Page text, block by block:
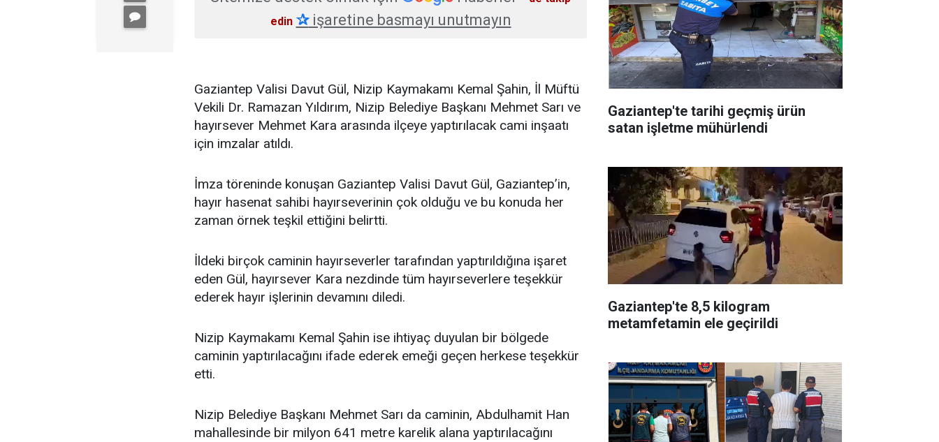
edin ✰işaretine basmayı unutmayın
Gaziantep Valisi Davut Gül, Nizip Kaymakamı Kemal Şahin, İl Müftü
Vekili Dr. Ramazan Yıldırım, Nizip Belediye Başkanı Mehmet Sarı ve
hayırsever Mehmet Kara arasında ilçeye yaptırılacak cami inşaatı
için imzalar atıldı.
İmza töreninde konuşan Gaziantep Valisi Davut Gül, Gaziantep’in,
hayır hasenat sahibi hayırseverinin çok olduğu ve bu konuda her
zaman örnek teşkil ettiğini belirtti.
İldeki birçok caminin hayırseverler tarafından yaptırıldığına işaret
eden Gül, hayırsever Kara nezdinde tüm hayırseverlere teşekkür
ederek hayır işlerinin devamını diledi.
Nizip Kaymakamı Kemal Şahin ise ihtiyaç duyulan bir bölgede
caminin yaptırılacağını ifade ederek emeği geçen herkese teşekkür
etti.
Nizip Belediye Başkanı Mehmet Sarı da caminin, Abdulhamit Han
mahallesinde bir milyon 641 metre karelik alana yaptırılacağını
Gaziantep'te tarihi geçmiş ürün
satan işletme mühürlendi
Gaziantep'te 8,5 kilogram
metamfetamin ele geçirildi